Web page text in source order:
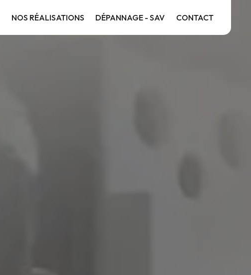
NOS RÉALISATIONS DÉPANNAGE - SAV CONTACT